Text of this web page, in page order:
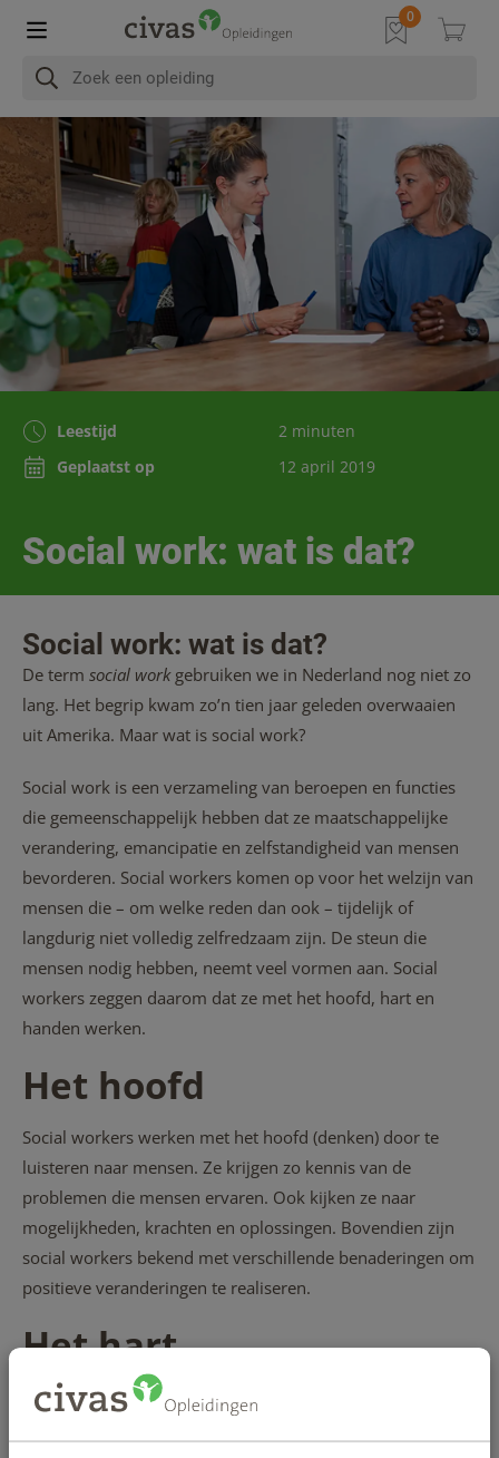
Social work: wat is dat?
Leestijd
2 minuten
Geplaatst op
12 april 2019
Social work: wat is dat?
De term social workgebruiken we in Nederland nog niet zo
lang. Het begrip kwam zo’n tien jaar geleden overwaaien
uit Amerika. Maar wat is social work?
Social work is een verzameling van beroepen en functies
die gemeenschappelijk hebben dat ze maatschappelijke
verandering, emancipatie en zelfstandigheid van mensen
bevorderen. Social workers komen op voor het welzijn van
mensen die – om welke reden dan ook – tijdelijk of
langdurig niet volledig zelfredzaam zijn. De steun die
mensen nodig hebben, neemt veel vormen aan. Social
workers zeggen daarom dat ze met het hoofd, hart en
handen werken.
Het hoofd
Social workers werken met het hoofd (denken) door te
luisteren naar mensen. Ze krijgen zo kennis van de
problemen die mensen ervaren. Ook kijken ze naar
mogelijkheden, krachten en oplossingen. Bovendien zijn
social workers bekend met verschillende benaderingen om
positieve veranderingen te realiseren.
Het hart
Social workers werken met het hart (gevoel) omdat de